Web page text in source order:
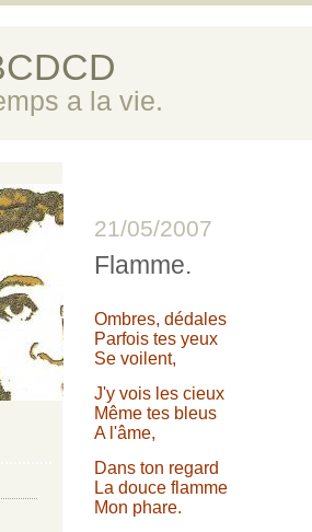
a la vie.
21/05/2007
Flamme.
Ombres, dédales
Parfois tes yeux
Se voilent,
J'y vois les cieux
Même tes bleus
A l'âme,
Dans ton regard
La douce flamme
Mon phare.